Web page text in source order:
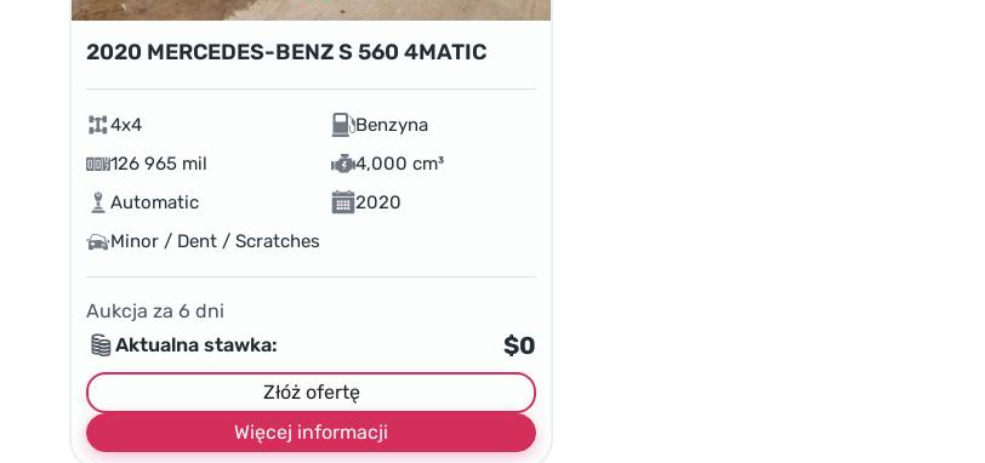
2020 MERCEDES-BENZ S 560 4MATIC
4x4
Benzyna
126 965 mil
4,000 cm³
Automatic
2020
Minor / Dent / Scratches
Aukcja za 6 dni
Aktualna stawka:
$0
Złóż ofertę
Więcej informacji